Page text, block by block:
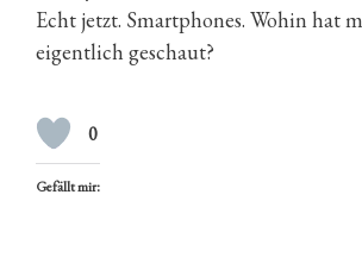
Echt jetzt. Smartphones. Wohin hat
eigentlich geschaut?
0
Gefällt mir: